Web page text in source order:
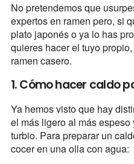
No pretendemos que
expertos en ramen pero, si
plato japonés o ya lo has
quieres hacer el tuyo
ramen casero.
1. Cómo hacer caldo
Ya hemos visto que hay
el más ligero al más
turbio. Para preparar un
cocer en una olla con agua: